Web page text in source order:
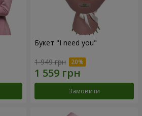
Букет "I need you"
1 949 грн
Замовити